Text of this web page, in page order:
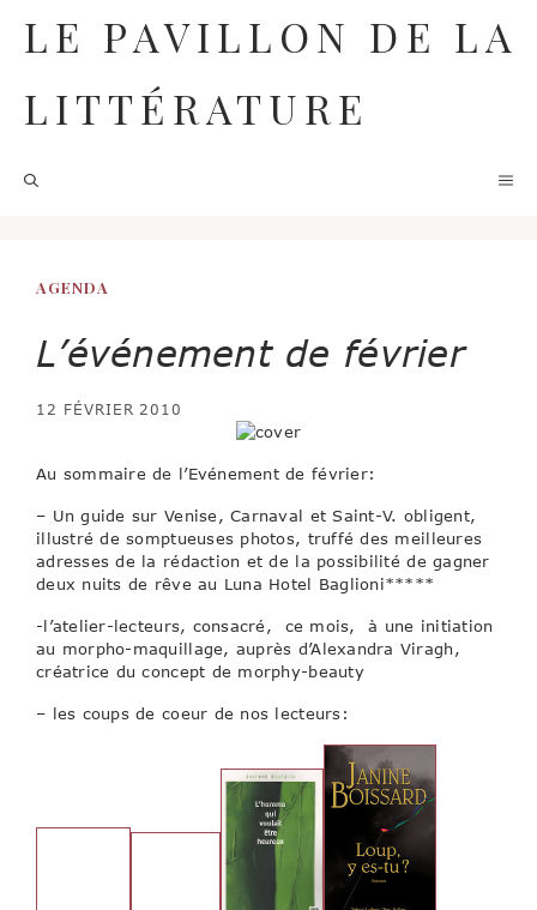
contenu
LE PAVILLON DE LA
LITTÉRATURE
AGENDA
L’événement de février
12 FÉVRIER 2010
Au sommaire de l’Evénement de février:
– Un guide sur Venise, Carnaval et Saint-V. obligent,
illustré de somptueuses photos, truffé des meilleures
adresses de la rédaction et de la possibilité de gagner
deux nuits de rêve au Luna Hotel Baglioni*****
-l’atelier-lecteurs, consacré, ce mois, à une initiation
au morpho-maquillage, auprès d’Alexandra Viragh,
créatrice du concept de morphy-beauty
– les coups de coeur de nos lecteurs: